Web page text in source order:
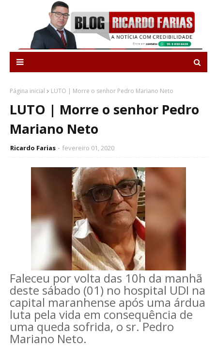
Página inicial LUTO | Morre o senhor Pedro Mariano Neto
LUTO | Morre o senhor Pedro
Mariano Neto
Ricardo Farias fevereiro 01, 2020
Faleceu por volta das 10h da manhã
deste sábado (01) no hospital UDI na
capital maranhense após uma árdua
luta pela vida em consequência de
uma queda sofrida, o sr. Pedro
Mariano Neto.